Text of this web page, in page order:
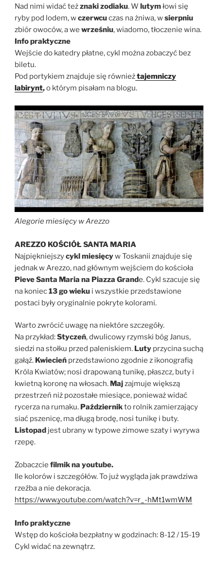
Nad nimi widać teżznaki zodiaku. W lutymłowi się
ryby pod lodem, wczerwcuczas na żniwa, wsierpniu
zbiór owoców, a we wrześniu, wiadomo, tłoczenie wina.
Info praktyczne
Wejście do katedry płatne, cykl można zobaczyć bez
biletu.
Pod portykiem znajduje się równieżtajemniczy
labirynt,o którym pisałam na blogu.
Alegorie miesięcy w Arezzo
AREZZO KOŚCIÓŁ SANTA MARIA
Najpiękniejszycykl miesięcyw Toskanii znajduje się
jednak w Arezzo, nad głównym wejściem do kościoła
Pieve Santa Maria na Piazza Grande. Cykl szacuje się
na koniec13 go wieku i wszystkie przedstawione
postaci były oryginalnie pokryte kolorami.
Warto zwrócić uwagę na niektóre szczegóły.
Na przykład:Styczeń, dwulicowy rzymski bóg Janus,
siedzi na stołku przed paleniskiem. Luty przycina suchą
gałąź. Kwiecień przedstawiono zgodnie z ikonografią
Króla Kwiatów; nosi drapowaną tunikę, płaszcz, buty i
kwietną koronę na włosach. Majzajmuje większą
przestrzeń niż pozostałe miesiące, ponieważ widać
rycerza na rumaku. Październikto rolnik zamierzający
siać pszenicę, ma długą brodę, nosi tunikę i buty.
Listopad jest ubrany w typowe zimowe szaty i wyrywa
rzepę.
Zobaczcie filmik na youtube.
Ile kolorów i szczegółów. To już wygląda jak prawdziwa
rzeźba a nie dekoracja.
https://www.youtube.com/watch?v=r_-hMt1wmWM
Info praktyczne
Wstęp do kościoła bezpłatny w godzinach: 8-12 / 15-19
Cykl widać na zewnątrz.